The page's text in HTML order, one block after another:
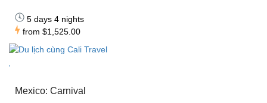
5 days 4 nights
from $1,525.00
Mexico: Carnival